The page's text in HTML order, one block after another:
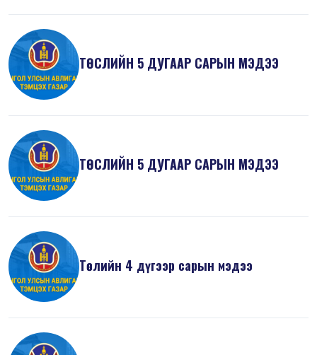
ТӨСЛИЙН 5 ДУГААР САРЫН МЭДЭЭ
ТӨСЛИЙН 5 ДУГААР САРЫН МЭДЭЭ
Төслийн 4 дүгээр сарын мэдээ